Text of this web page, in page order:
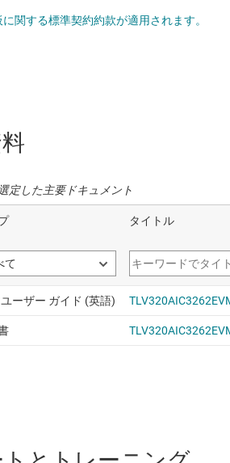
関する標準契約約款が適用されます。
定した主要ドキュメント